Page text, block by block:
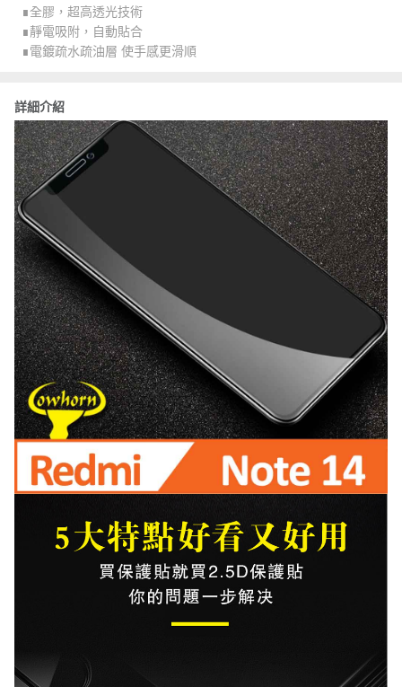
∎全膠，超高透光技術
∎靜電吸附，自動貼合
∎電鍍疏水疏油層 使手感更滑順
詳細介紹